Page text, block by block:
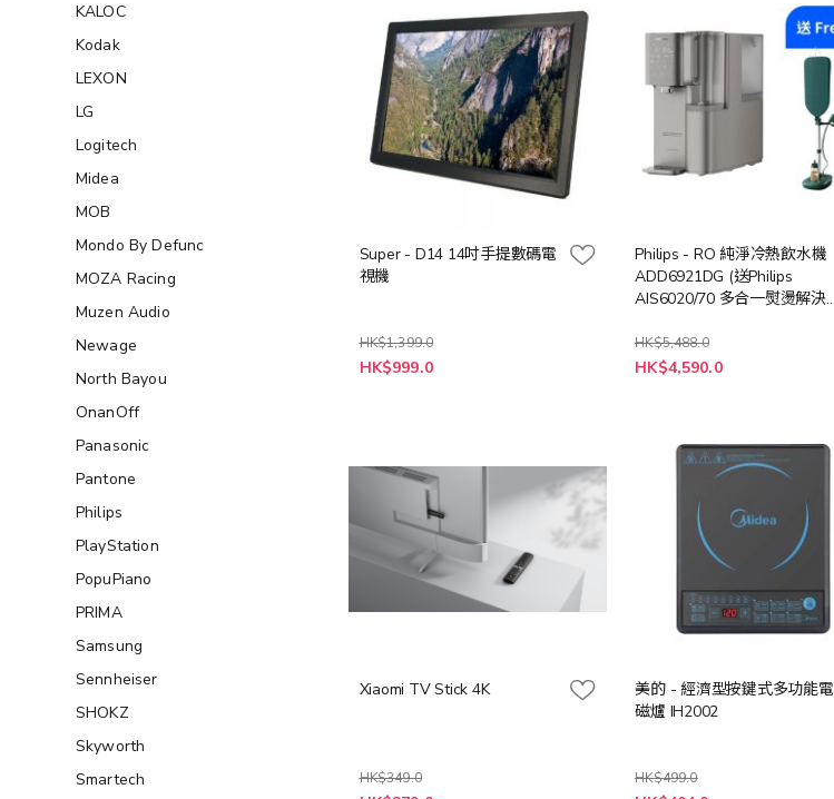
Super - D14 14吋手提數碼電
視機
HK$1,399.0
特
殊
HK$999.0
Philips - RO 純淨冷熱飲水機
ADD6921DG (送Philips
AIS6020/70 多合一熨燙解決
HK$5,488.0
特
殊
HK$4,590.0
Xiaomi TV Stick 4K
HK$349.0
美的 - 經濟型按鍵式多功能電
磁爐 IH2002
HK$499.0
KALOC
Kodak
LEXON
LG
Logitech
Midea
MOB
Mondo By Defunc
MOZA Racing
Muzen Audio
Newage
North Bayou
OnanOff
Panasonic
Pantone
Philips
PlayStation
PopuPiano
PRIMA
Samsung
Sennheiser
SHOKZ
Skyworth
Smartech